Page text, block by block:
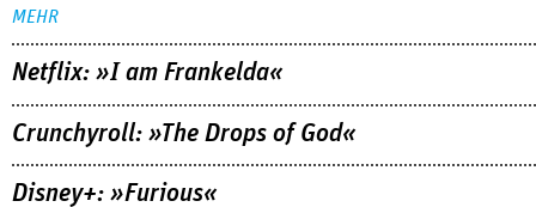
Ben Rivers entwirft einen poetischen Endzeitfilm zwischen
Kindheit, Mythos und Klimakatastrophe.
MEHR